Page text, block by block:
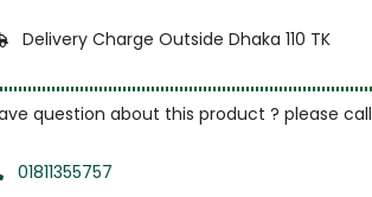
Delivery Charge Outside Dhaka 110 TK
question about this product ? please call
01811355757